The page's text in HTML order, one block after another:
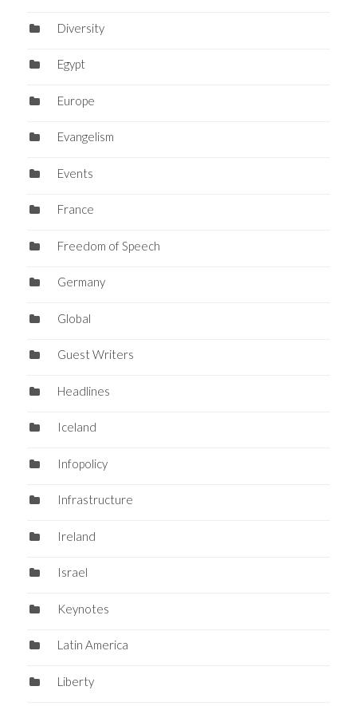
Diversity
Egypt
Europe
Evangelism
Events
France
Freedom of Speech
Germany
Global
Guest Writers
Headlines
Iceland
Infopolicy
Infrastructure
Ireland
Israel
Keynotes
Latin America
Liberty